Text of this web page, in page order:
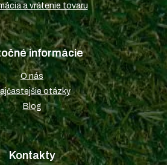
a vrátenie tovaru
informácie
O nás
otázky
Blog
Kontakty